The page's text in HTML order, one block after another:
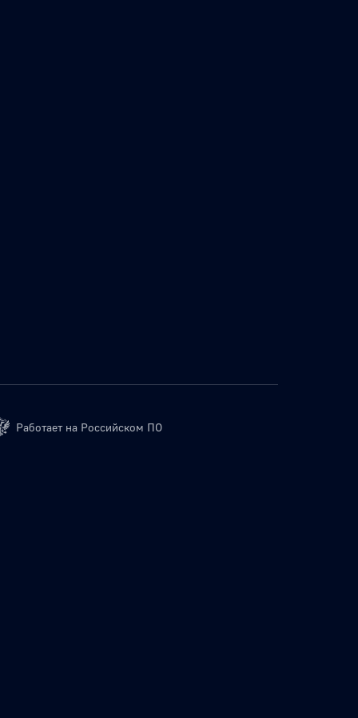
Работает на Российском ПО